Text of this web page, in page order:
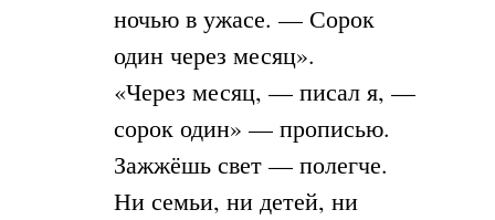
ночью в ужасе. — Сорок
один через месяц».
«Через месяц, — писал я, —
сорок один» — прописью.
Зажжёшь свет — полегче.
Ни семьи, ни детей, ни